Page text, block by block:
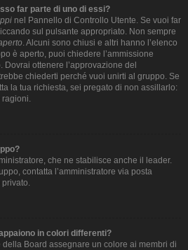
far parte di uno di essi?
nel Pannello di Controllo Utente. Se vuoi far
sul pulsante appropriato. Non sempre
. Alcuni sono chiusi e altri hanno l’elenco
è aperto, puoi chiedere l’ammissione
ottenere l’approvazione del
chiederti perché vuoi unirti al gruppo. Se
la tua richiesta, sei pregato di non assillarlo:
ragioni.
che ne stabilisce anche il leader.
contatta l’amministratore via posta
privato.
in colori differenti?
della Board assegnare un colore ai membri di